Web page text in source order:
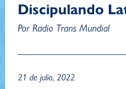
Discipulando
Por Radio Trans Mundial
21 de julio, 2022